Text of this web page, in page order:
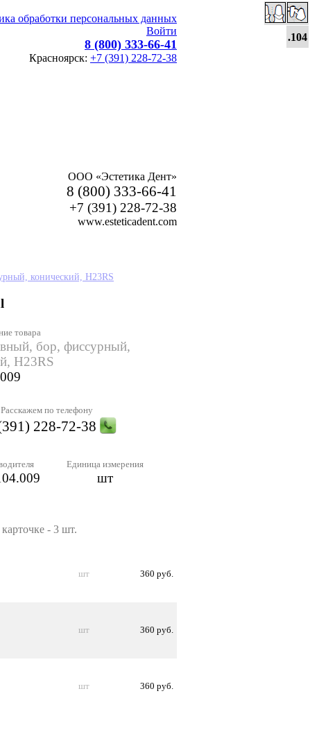
обработки персональных данных
Войти
8 (800) 333-66-41
Красноярск: +7 (391) 228-72-38
ООО «Эстетика Дент»
8 (800) 333-66-41
+7 (391) 228-72-38
www.esteticadent.com
конический, H23RS
товара
бор, фиссурный,
H23RS
Расскажем по телефону
228-72-38
Единица измерения
шт
- 3 шт.
шт 360 руб.
шт 360 руб.
шт 360 руб.
.104
.104
.123
.104